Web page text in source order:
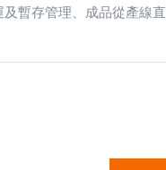
暫存管理、成品從產線